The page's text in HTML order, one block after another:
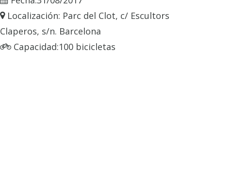
Localización: Parc del Clot, c/ Escultors
Claperos, s/n. Barcelona
Capacidad:100 bicicletas